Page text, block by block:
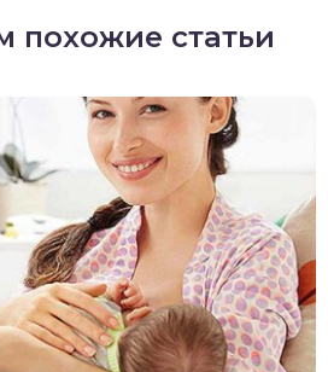
похожие статьи